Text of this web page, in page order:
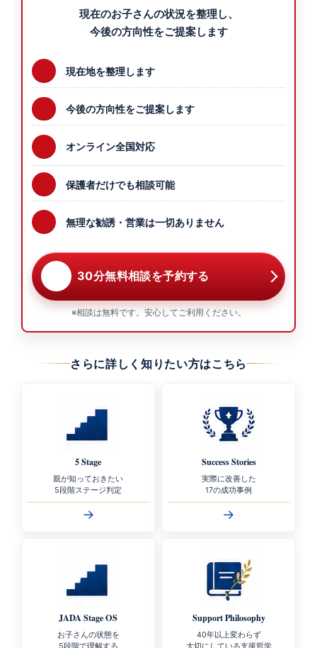
現在のお子さんの状況を整理し、
今後の方向性をご提案します
現在地を整理します
今後の方向性をご提案します
オンライン全国対応
保護者だけでも相談可能
無理な勧誘・営業は一切ありません
30分無料相談を予約する
※相談は無料です。安心してご利用ください。
さらに詳しく知りたい方はこちら
5 Stage
親が知っておきたい
5段階ステージ判定
→
Success Stories
実際に改善した
17の成功事例
→
JADA Stage OS
お子さんの状態を
5段階で理解する
Support Philosophy
40年以上変わらず
大切にしている支援哲学